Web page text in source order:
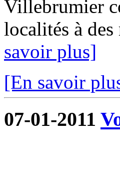
Villebrumier
localités à
savoir plus]
[En savoir
07-01-2011